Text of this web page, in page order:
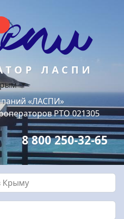
ЛАСПИ
«ЛАСПИ»
РТО 021305
8 800 250-32-65
Крыму